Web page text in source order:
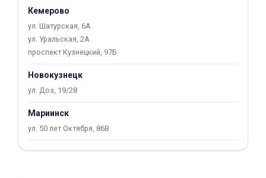
Кемерово
ул. Шатурская, 6А
ул. Уральская, 2А
проспект Кузнецкий, 97Б
Новокузнецк
ул. Доз, 19/28
Мариинск
ул. 50 лет Октября, 86В
об оплате Плайтом
раз в 2
недели
plait.ru